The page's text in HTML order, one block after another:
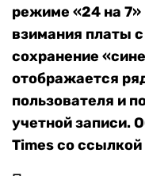
режиме «24 на
взимания платы
сохранение
отображается
пользователя и
учетной записи.
Times со